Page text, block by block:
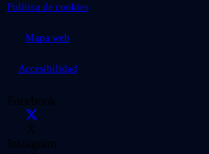
Política de cookies
Mapa web
Accesibilidad
Facebook
X
Instagram